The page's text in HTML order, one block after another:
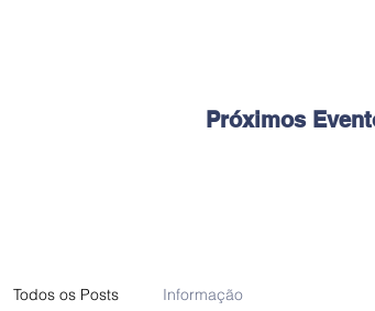
Próximos
Todos os Posts Informação